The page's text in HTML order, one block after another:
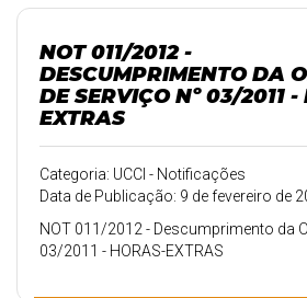
NOT 011/2012 -
DESCUMPRIMENTO DA
DE SERVIÇO Nº 03/2011 -
EXTRAS
Categoria: UCCI - Notificações
Data de Publicação: 9 de fevereiro de
NOT 011/2012 - Descumprimento da
03/2011 - HORAS-EXTRAS